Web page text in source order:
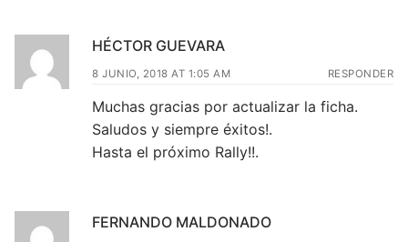
HÉCTOR GUEVARA
8 JUNIO, 2018 AT 1:05 AM RESPONDER
Muchas gracias por actualizar la ficha.
Saludos y siempre éxitos!.
Hasta el próximo Rally!!.
FERNANDO MALDONADO